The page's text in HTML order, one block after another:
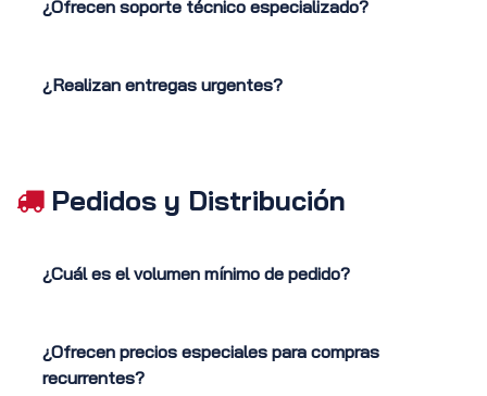
¿Ofrecen soporte técnico especializado?
¿Realizan entregas urgentes?
Pedidos y Distribución
¿Cuál es el volumen mínimo de pedido?
¿Ofrecen precios especiales para compras
recurrentes?